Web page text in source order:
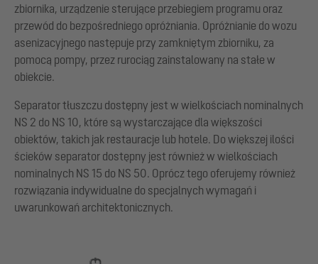
zbiornika, urządzenie sterujące przebiegiem programu oraz
przewód do bezpośredniego opróżniania. Opróżnianie do wozu
asenizacyjnego następuje przy zamkniętym zbiorniku, za
pomocą pompy, przez rurociąg zainstalowany na stałe w
obiekcie.
Separator tłuszczu dostępny jest w wielkościach nominalnych
NS 2 do NS 10, które są wystarczające dla większości
obiektów, takich jak restauracje lub hotele. Do większej ilości
ścieków separator dostępny jest również w wielkościach
nominalnych NS 15 do NS 50. Oprócz tego oferujemy również
rozwiązania indywidualne do specjalnych wymagań i
uwarunkowań architektonicznych.